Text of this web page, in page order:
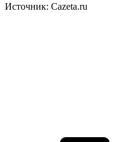
Источник: Cazeta.ru